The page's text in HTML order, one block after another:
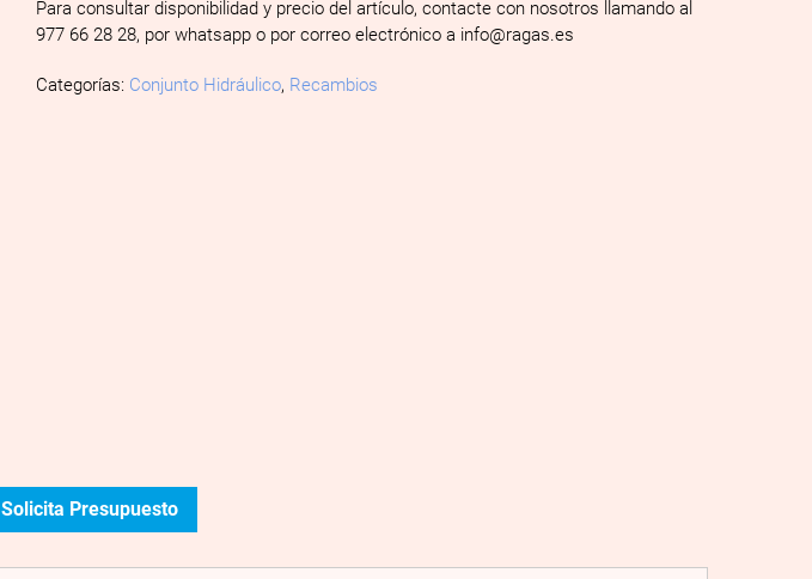
Para consultar disponibilidad y precio del artículo, contacte con nosotros llamando al
977 66 28 28, por whatsapp o por correo electrónico a info@ragas.es
Categorías: Conjunto Hidráulico, Recambios
Solicita Presupuesto